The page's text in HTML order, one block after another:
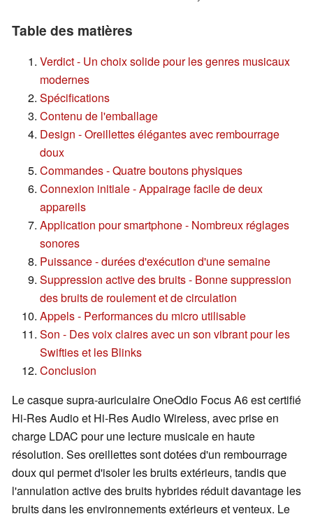
Table des matières
Verdict - Un choix solide pour les genres musicaux
modernes
Spécifications
Contenu de l'emballage
Design - Oreillettes élégantes avec rembourrage
doux
Commandes - Quatre boutons physiques
Connexion initiale - Appairage facile de deux
appareils
Application pour smartphone - Nombreux réglages
sonores
Puissance - durées d'exécution d'une semaine
Suppression active des bruits - Bonne suppression
des bruits de roulement et de circulation
Appels - Performances du micro utilisable
Son - Des voix claires avec un son vibrant pour les
Swifties et les Blinks
Conclusion
Le casque supra-auriculaire OneOdio Focus A6 est certifié
Hi-Res Audio et Hi-Res Audio Wireless, avec prise en
charge LDAC pour une lecture musicale en haute
résolution. Ses oreillettes sont dotées d'un rembourrage
doux qui permet d'isoler les bruits extérieurs, tandis que
l'annulation active des bruits hybrides réduit davantage les
bruits dans les environnements extérieurs et venteux. Le